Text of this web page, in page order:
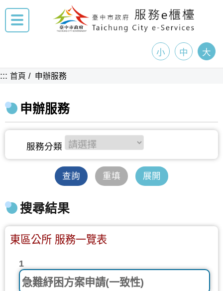
小 中 大
::: 首頁 申辦服務
申辦服務
查詢 重填 展開
搜尋結果
東區公所 服務一覽表
1
急難紓困方案申請(一致性)